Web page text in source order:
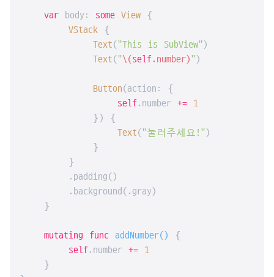
var body: some View {
VStack {
Text("This is SubView")
Text("\(self.number)")
Button(action: {
self.number +=
1
            }) {
Text("눌러주세요!")
            }
        }
        .padding()
        .background(.gray)
    }
mutating func addNumber()
{
self.number +=
1
    }